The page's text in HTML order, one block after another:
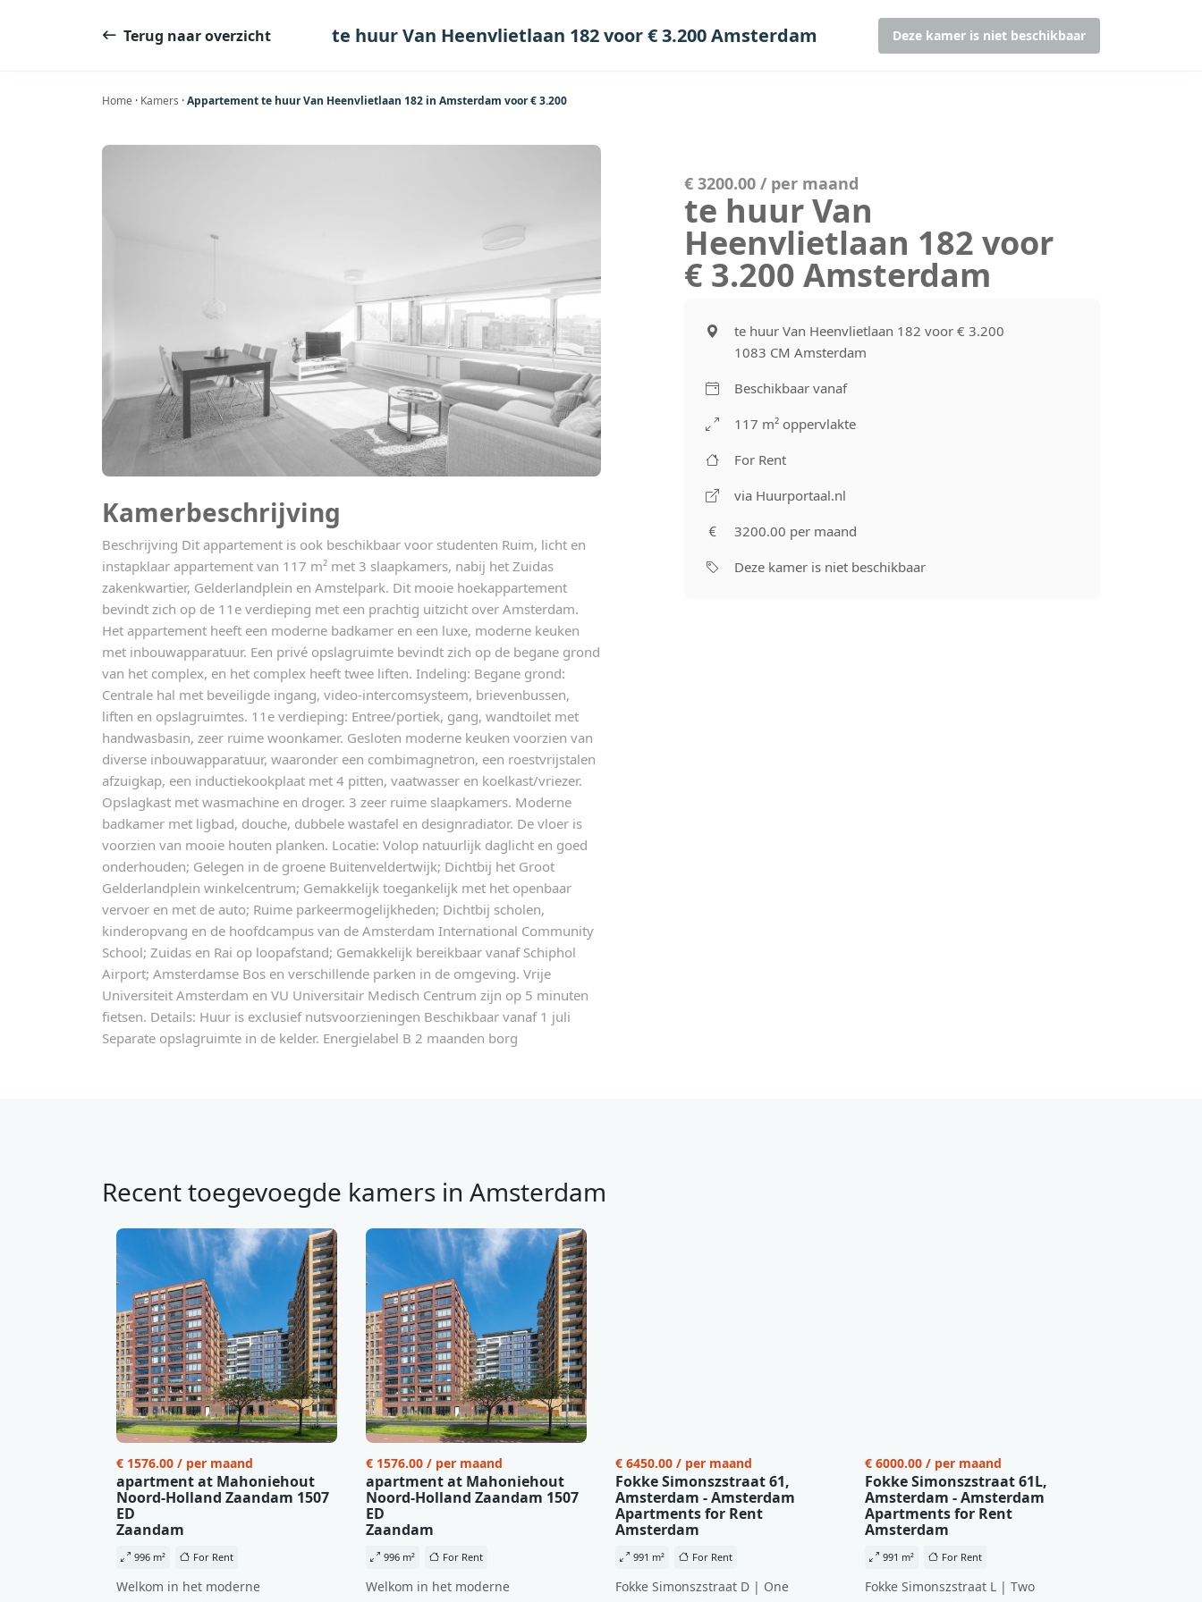
Terug naar overzicht te huur Van Heenvlietlaan 182 voor € 3.200 Amsterdam Deze kamer is niet beschikbaar
Home · Kamers ·Appartement te huur Van Heenvlietlaan 182 in Amsterdam voor € 3.200
Kamerbeschrijving
Beschrijving Dit appartement is ook beschikbaar voor studenten Ruim, licht en
instapklaar appartement van 117 m² met 3 slaapkamers, nabij het Zuidas
zakenkwartier, Gelderlandplein en Amstelpark. Dit mooie hoekappartement
bevindt zich op de 11e verdieping met een prachtig uitzicht over Amsterdam.
Het appartement heeft een moderne badkamer en een luxe, moderne keuken
met inbouwapparatuur. Een privé opslagruimte bevindt zich op de begane grond
van het complex, en het complex heeft twee liften. Indeling: Begane grond:
Centrale hal met beveiligde ingang, video-intercomsysteem, brievenbussen,
liften en opslagruimtes. 11e verdieping: Entree/portiek, gang, wandtoilet met
handwasbasin, zeer ruime woonkamer. Gesloten moderne keuken voorzien van
diverse inbouwapparatuur, waaronder een combimagnetron, een roestvrijstalen
afzuigkap, een inductiekookplaat met 4 pitten, vaatwasser en koelkast/vriezer.
Opslagkast met wasmachine en droger. 3 zeer ruime slaapkamers. Moderne
badkamer met ligbad, douche, dubbele wastafel en designradiator. De vloer is
voorzien van mooie houten planken. Locatie: Volop natuurlijk daglicht en goed
onderhouden; Gelegen in de groene Buitenveldertwijk; Dichtbij het Groot
Gelderlandplein winkelcentrum; Gemakkelijk toegankelijk met het openbaar
vervoer en met de auto; Ruime parkeermogelijkheden; Dichtbij scholen,
kinderopvang en de hoofdcampus van de Amsterdam International Community
School; Zuidas en Rai op loopafstand; Gemakkelijk bereikbaar vanaf Schiphol
Airport; Amsterdamse Bos en verschillende parken in de omgeving. Vrije
Universiteit Amsterdam en VU Universitair Medisch Centrum zijn op 5 minuten
fietsen. Details: Huur is exclusief nutsvoorzieningen Beschikbaar vanaf 1 juli
Separate opslagruimte in de kelder. Energielabel B 2 maanden borg
€ 3200.00 / per maand
te huur Van
Heenvlietlaan 182 voor
€ 3.200 Amsterdam
te huur Van Heenvlietlaan 182 voor € 3.200
1083 CM Amsterdam
Beschikbaar vanaf
117 m² oppervlakte
For Rent
via Huurportaal.nl
3200.00 per maand
Deze kamer is niet beschikbaar
Recent toegevoegde kamers in Amsterdam
€ 1576.00 / per maand
apartment at Mahoniehout
Noord-Holland Zaandam 1507
ED
Zaandam
996 m² For Rent
Welkom in het moderne
€ 1576.00 / per maand
apartment at Mahoniehout
Noord-Holland Zaandam 1507
ED
Zaandam
996 m² For Rent
Welkom in het moderne
€ 6450.00 / per maand
Fokke Simonszstraat 61,
Amsterdam - Amsterdam
Apartments for Rent
Amsterdam
991 m² For Rent
Fokke Simonszstraat D | One
€ 6000.00 / per maand
Fokke Simonszstraat 61L,
Amsterdam - Amsterdam
Apartments for Rent
Amsterdam
991 m² For Rent
Fokke Simonszstraat L | Two